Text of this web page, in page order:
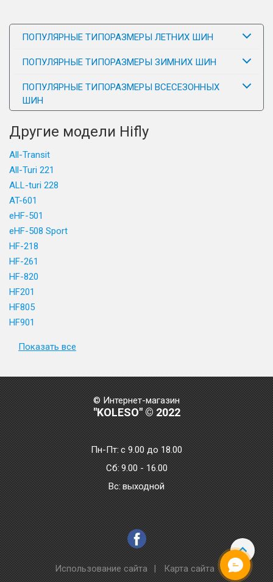
ПОПУЛЯРНЫЕ ТИПОРАЗМЕРЫ ЛЕТНИХ ШИН
ПОПУЛЯРНЫЕ ТИПОРАЗМЕРЫ ЗИМНИХ ШИН
ПОПУЛЯРНЫЕ ТИПОРАЗМЕРЫ ВСЕСЕЗОННЫХ
ШИН
Другие модели Hifly
All-Transit
All-Turi 221
ALL-turi 228
AT-601
eHF-501
eHF-508 Sport
HF-218
HF-261
HF-820
HF201
HF805
HF901
Показать все
© Интернет-магазин
"KOLESO" © 2022
Пн-Пт:с 9.00 до 18.00
Сб: 9.00 - 16.00
Bc: выходной
Использование сайта | Карта сайта